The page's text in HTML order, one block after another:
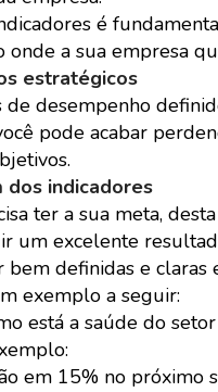
é
a sua empresa
estratégicos
de desempenho
pode acabar
dos indicadores
ter a sua meta,
um excelente
bem definidas e
exemplo a seguir:
está a saúde do
em 15% no próximo